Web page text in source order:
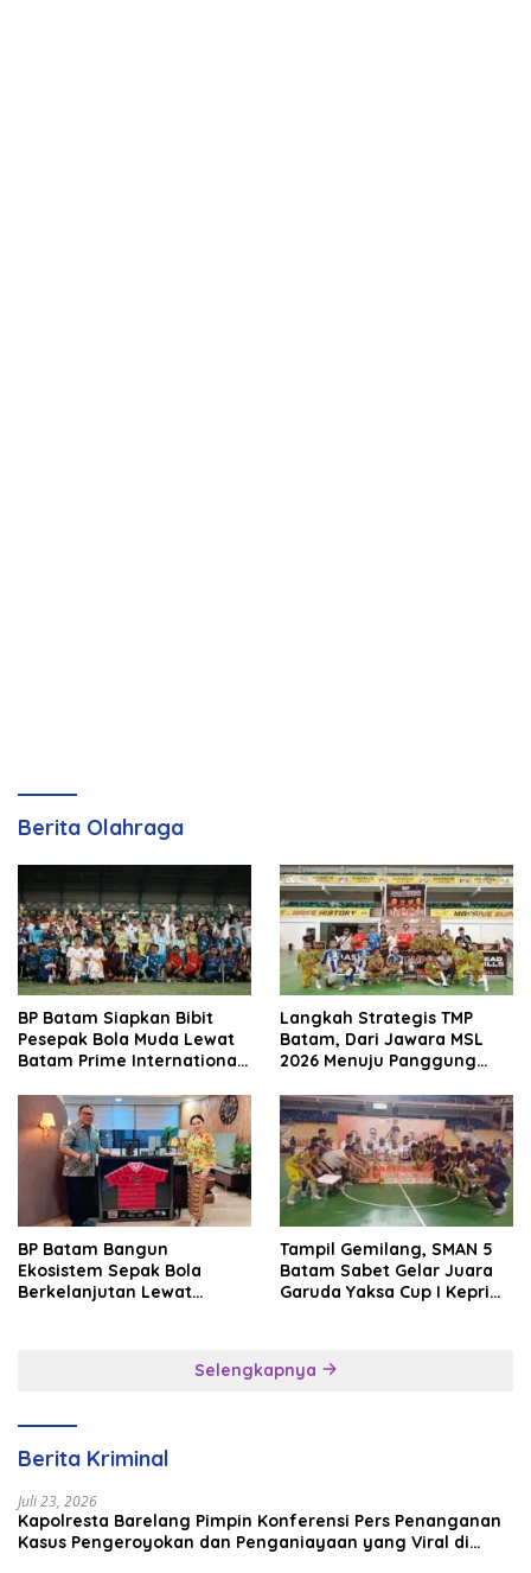
Berita Olahraga
BP Batam Siapkan Bibit
Pesepak Bola Muda Lewat
Batam Prime International
Langkah Strategis TMP
Batam, Dari Jawara MSL
2026 Menuju Panggung
BP Batam Bangun
Ekosistem Sepak Bola
Berkelanjutan Lewat
Tampil Gemilang, SMAN 5
Batam Sabet Gelar Juara
Garuda Yaksa Cup I Kepri
Selengkapnya
Berita Kriminal
Juli 23, 2026
Kapolresta Barelang Pimpin Konferensi Pers Penanganan
Kasus Pengeroyokan dan Penganiayaan yang Viral di